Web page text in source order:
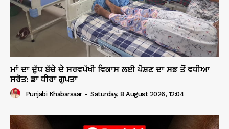
ਮਾਂ ਦਾ ਦੁੱਧ ਬੱਚੇ ਦੇ ਸਰਵਪੱਖੀ ਵਿਕਾਸ ਲਈ ਪੋਸ਼ਣ ਦਾ ਸਭ ਤੋਂ ਵਧੀਆ
ਸਰੋਤ: ਡਾ ਧੀਰਾ ਗੁਪਤਾ
Punjabi Khabarsaar - Saturday, 8 August 2026, 12:04